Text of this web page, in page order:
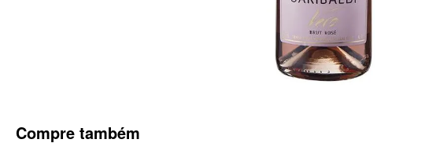
Compre também